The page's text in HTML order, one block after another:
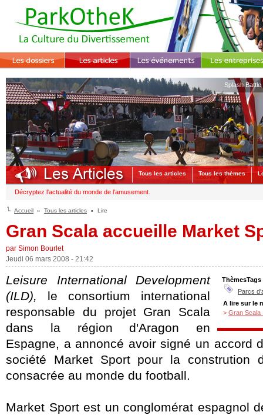
Splash
Tous les articles Tous les thèmes
Décryptez l'actualité du monde de l'amusement.
Accueil Tous les articles Lire
Gran Scala accueille Market
par Simon Bourlet
Jeudi 06 mars 2008 - 21:42
ThèmesTags
Parcs
A lire sur le
> Gran Scala
Leisure International Development
(ILD), le consortium international
responsable du projet Gran Scala
dans la région d'Aragon en
Espagne, a annoncé avoir signé un accord
société Market Sport pour la constrution
consacrée au monde du football.
Market Sport est un conglomérat espagnol